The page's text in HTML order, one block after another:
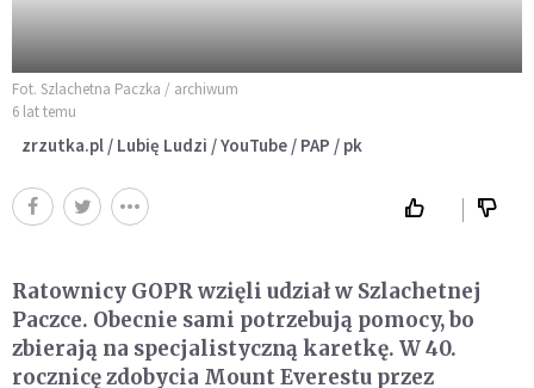
Fot. Szlachetna Paczka / archiwum
6 lat temu
zrzutka.pl / Lubię Ludzi / YouTube / PAP / pk
Ratownicy GOPR wzięli udział w Szlachetnej
Paczce. Obecnie sami potrzebują pomocy, bo
zbierają na specjalistyczną karetkę. W 40.
rocznicę zdobycia Mount Everestu przez